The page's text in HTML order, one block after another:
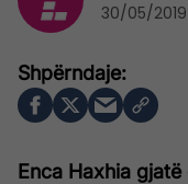
Enca Haxhia
30/05/2019